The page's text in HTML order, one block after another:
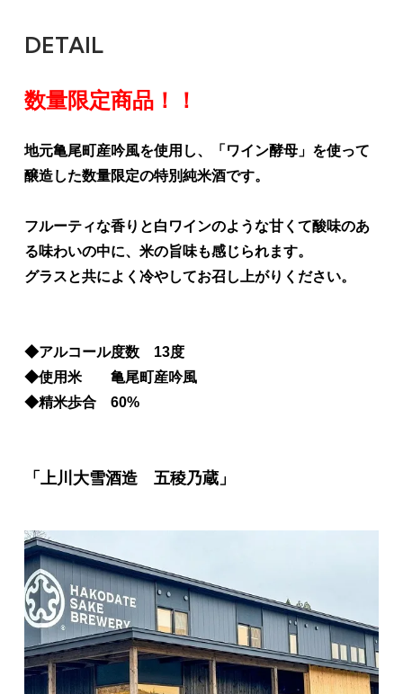
DETAIL
数量限定商品！！
地元亀尾町産吟風を使用し、「ワイン酵母」を使って
醸造した数量限定の特別純米酒です。
フルーティな香りと白ワインのような甘くて酸味のあ
る味わいの中に、米の旨味も感じられます。
グラスと共によく冷やしてお召し上がりください。
◆アルコール度数 13度
◆使用米 亀尾町産吟風
◆精米歩合 60%
「上川大雪酒造 五稜乃蔵」